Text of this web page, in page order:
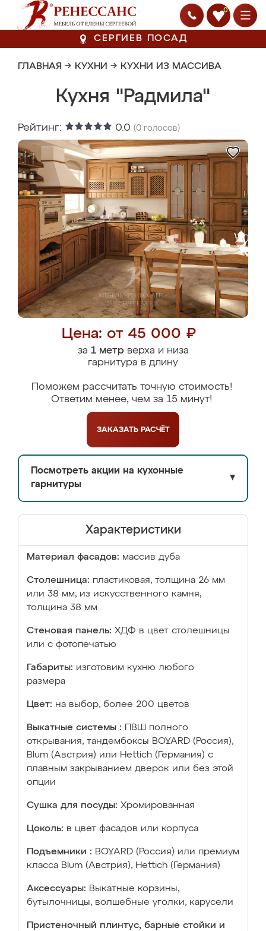
0
СЕРГИЕВ ПОСАД
ГЛАВНАЯ → КУХНИ → КУХНИ ИЗ МАССИВА
Кухня "Радмила"
Рейтинг: 0.0 (0 голосов)
Цена: от 45 000 ₽
за 1 метрверха и низа
гарнитура в длину
Поможем рассчитать точную стоимость!
Ответим менее, чем за 15 минут!
ЗАКАЗАТЬ РАСЧЁТ
Посмотреть акции на кухонные
гарнитуры
▼
Характеристики
Материал фасадов: массив дуба
Столешница: пластиковая, толщина 26 мм
или 38 мм; из искусственного камня,
толщина 38 мм
Стеновая панель: ХДФ в цвет столешницы
или с фотопечатью
Габариты: изготовим кухню любого
размера
Цвет: на выбор, более 200 цветов
Выкатные системы :
ПВШ полного
открывания, тандембоксы BOYARD (Россия),
Blum (Австрия) или Hettich (Германия) с
плавным закрыванием дверок или без этой
опции
Сушка для посуды: Хромированная
Цоколь: в цвет фасадов или корпуса
Подъемники : BOYARD (Россия) или премиум
класса Blum (Австрия), Hettich (Германия)
Аксессуары: Выкатные корзины,
бутылочницы, волшебные уголки, карусели
Пристеночный плинтус, барные стойки и